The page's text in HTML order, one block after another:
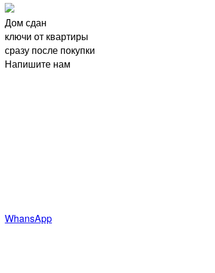
Дом сдан
ключи от квартиры
сразу после покупки
Напишите нам
WhansApp